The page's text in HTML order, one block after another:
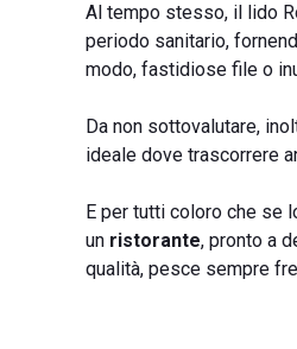
Al tempo stesso, il lido
periodo sanitario,
modo, fastidiose file o
Da non sottovalutare,
ideale dove trascorrere
E per tutti coloro che se
un ristorante, pronto a
qualità, pesce sempre